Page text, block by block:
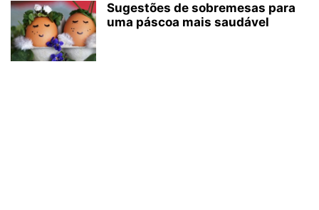
Sugestões de sobremesas para
uma páscoa mais saudável